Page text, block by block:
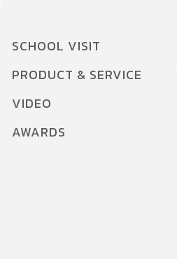
SCHOOL VISIT
PRODUCT & SERVICE
VIDEO
AWARDS